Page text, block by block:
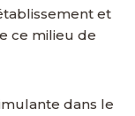
et
ce milieu de
dans le